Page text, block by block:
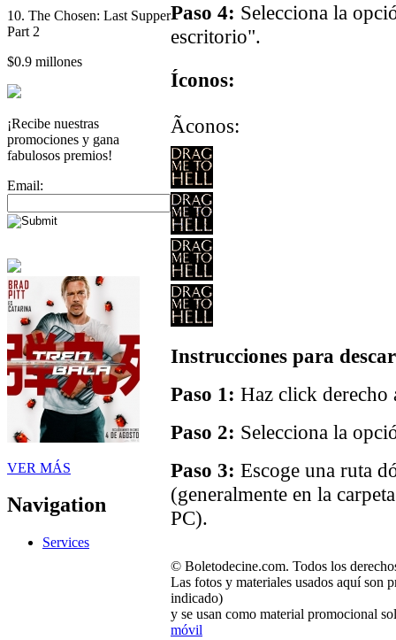
10. The Chosen: Last Supper
Part 2
$0.9 millones
¡Recibe nuestras
promociones y gana
fabulosos premios!
Email:
VER MÁS
Navigation
Services
Paso 4: Selecciona la
escritorio".
Íconos:
Ãconos:
Instrucciones para
Paso 1: Haz click derecho
Paso 2: Selecciona la
Paso 3: Escoge una ruta
(generalmente en la
PC).
© Boletodecine.com. Todos los
Las fotos y materiales usados aquí son
indicado)
y se usan como material promocional
móvil